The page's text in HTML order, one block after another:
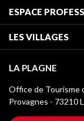
ESPACE
Classement des
Taxe de séjour
Médiathèque
Logos La Plagne
LES VILLAGES
Montchavin - Les
Champagny-en-
LA PLAGNE
Office de Tourisme
Provagnes - 73210